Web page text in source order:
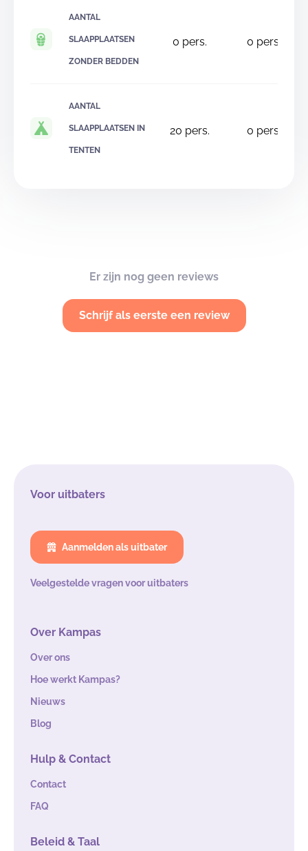
AANTAL
SLAAPPLAATSEN
ZONDER BEDDEN
0 pers. 0 pers.
AANTAL
SLAAPPLAATSEN IN
TENTEN
20 pers. 0 pers.
Er zijn nog geen reviews
Schrijf als eerste een review
Voor uitbaters
Aanmelden als uitbater
Veelgestelde vragen voor uitbaters
Over Kampas
Over ons
Hoe werkt Kampas?
Nieuws
Blog
Hulp & Contact
Contact
FAQ
Beleid & Taal